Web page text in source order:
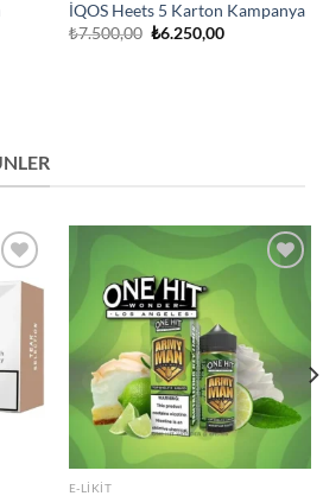
İQOS Heets 5 Karton Kampanya
₺7.500,00 Orijinal
₺6.250,00Şu
to
wishlist
E-LIKIT